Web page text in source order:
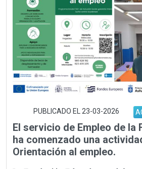
PUBLICADO EL 23-03-2026
El servicio de Empleo de la
ha comenzado una
Orientación al empleo.